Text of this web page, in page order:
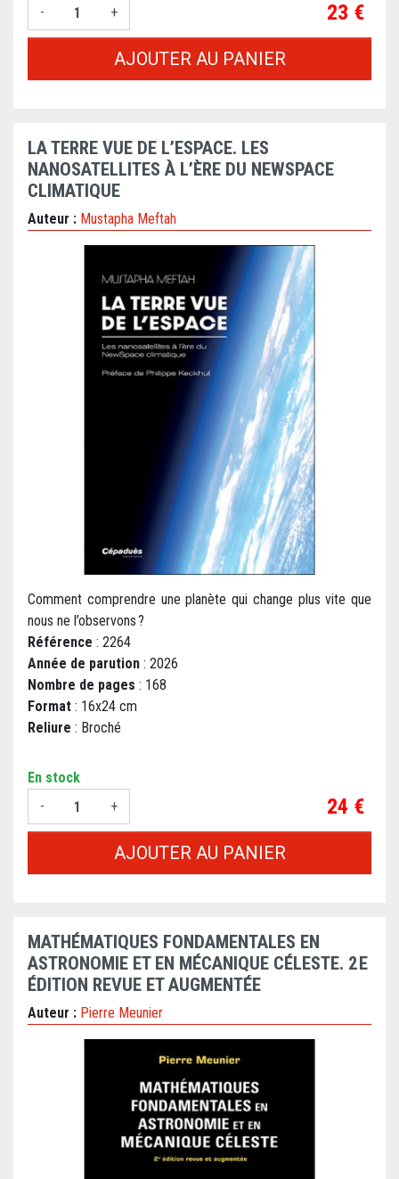
-
+ Prix
23 €
AJOUTER AU PANIER
LA TERRE VUE DE L’ESPACE. LES
NANOSATELLITES À L’ÈRE DU NEWSPACE
CLIMATIQUE
Auteur : Mustapha Meftah
Comment comprendre une planète qui change plus vite que
nous ne l’observons ?
Référence : 2264
Année de parution : 2026
Nombre de pages : 168
Format : 16x24 cm
Reliure : Broché
En stock
-
+ Prix
24 €
AJOUTER AU PANIER
MATHÉMATIQUES FONDAMENTALES EN
ASTRONOMIE ET EN MÉCANIQUE CÉLESTE. 2 E
ÉDITION REVUE ET AUGMENTÉE
Auteur : Pierre Meunier